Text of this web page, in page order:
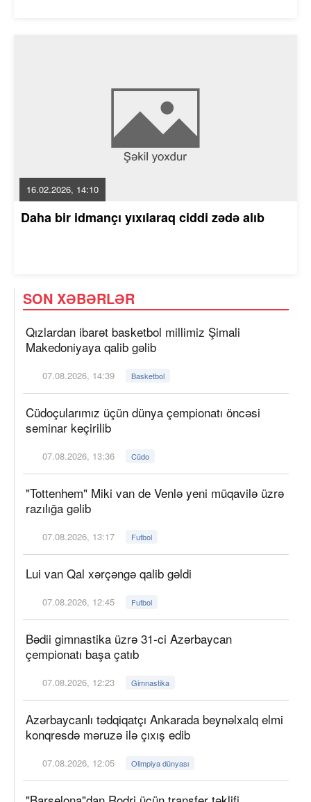
16.02.2026, 14:10
Daha bir idmançı yıxılaraq ciddi zədə alıb
SON XƏBƏRLƏR
Qızlardan ibarət basketbol millimiz Şimali
Makedoniyaya qalib gəlib
07.08.2026, 14:39 Basketbol
Cüdoçularımız üçün dünya çempionatı öncəsi
seminar keçirilib
07.08.2026, 13:36 Cüdo
"Tottenhem" Miki van de Venlə yeni müqavilə üzrə
razılığa gəlib
07.08.2026, 13:17 Futbol
Lui van Qal xərçəngə qalib gəldi
07.08.2026, 12:45 Futbol
Bədii gimnastika üzrə 31-ci Azərbaycan
çempionatı başa çatıb
07.08.2026, 12:23 Gimnastika
Azərbaycanlı tədqiqatçı Ankarada beynəlxalq elmi
konqresdə məruzə ilə çıxış edib
07.08.2026, 12:05 Olimpiya dünyası